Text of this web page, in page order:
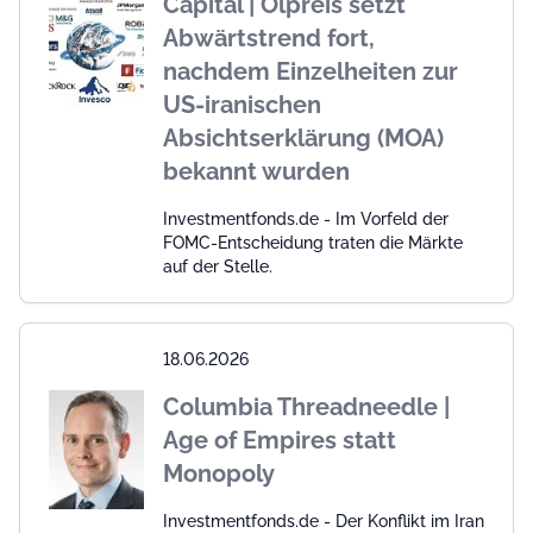
Abwärtstrend fort,
nachdem Einzelheiten zur
US-iranischen
Absichtserklärung (MOA)
bekannt wurden
Investmentfonds.de - Im Vorfeld der
FOMC-Entscheidung traten die Märkte
auf der Stelle.
18.06.2026
Columbia Threadneedle |
Age of Empires statt
Monopoly
Investmentfonds.de - Der Konflikt im Iran